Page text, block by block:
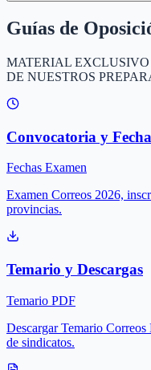
Guías de
MATERIAL
DE NUESTROS
Convocatoria y
Fechas Examen
Examen Correos 2026,
provincias.
Temario y Descargas
Temario PDF
Descargar Temario
de sindicatos.